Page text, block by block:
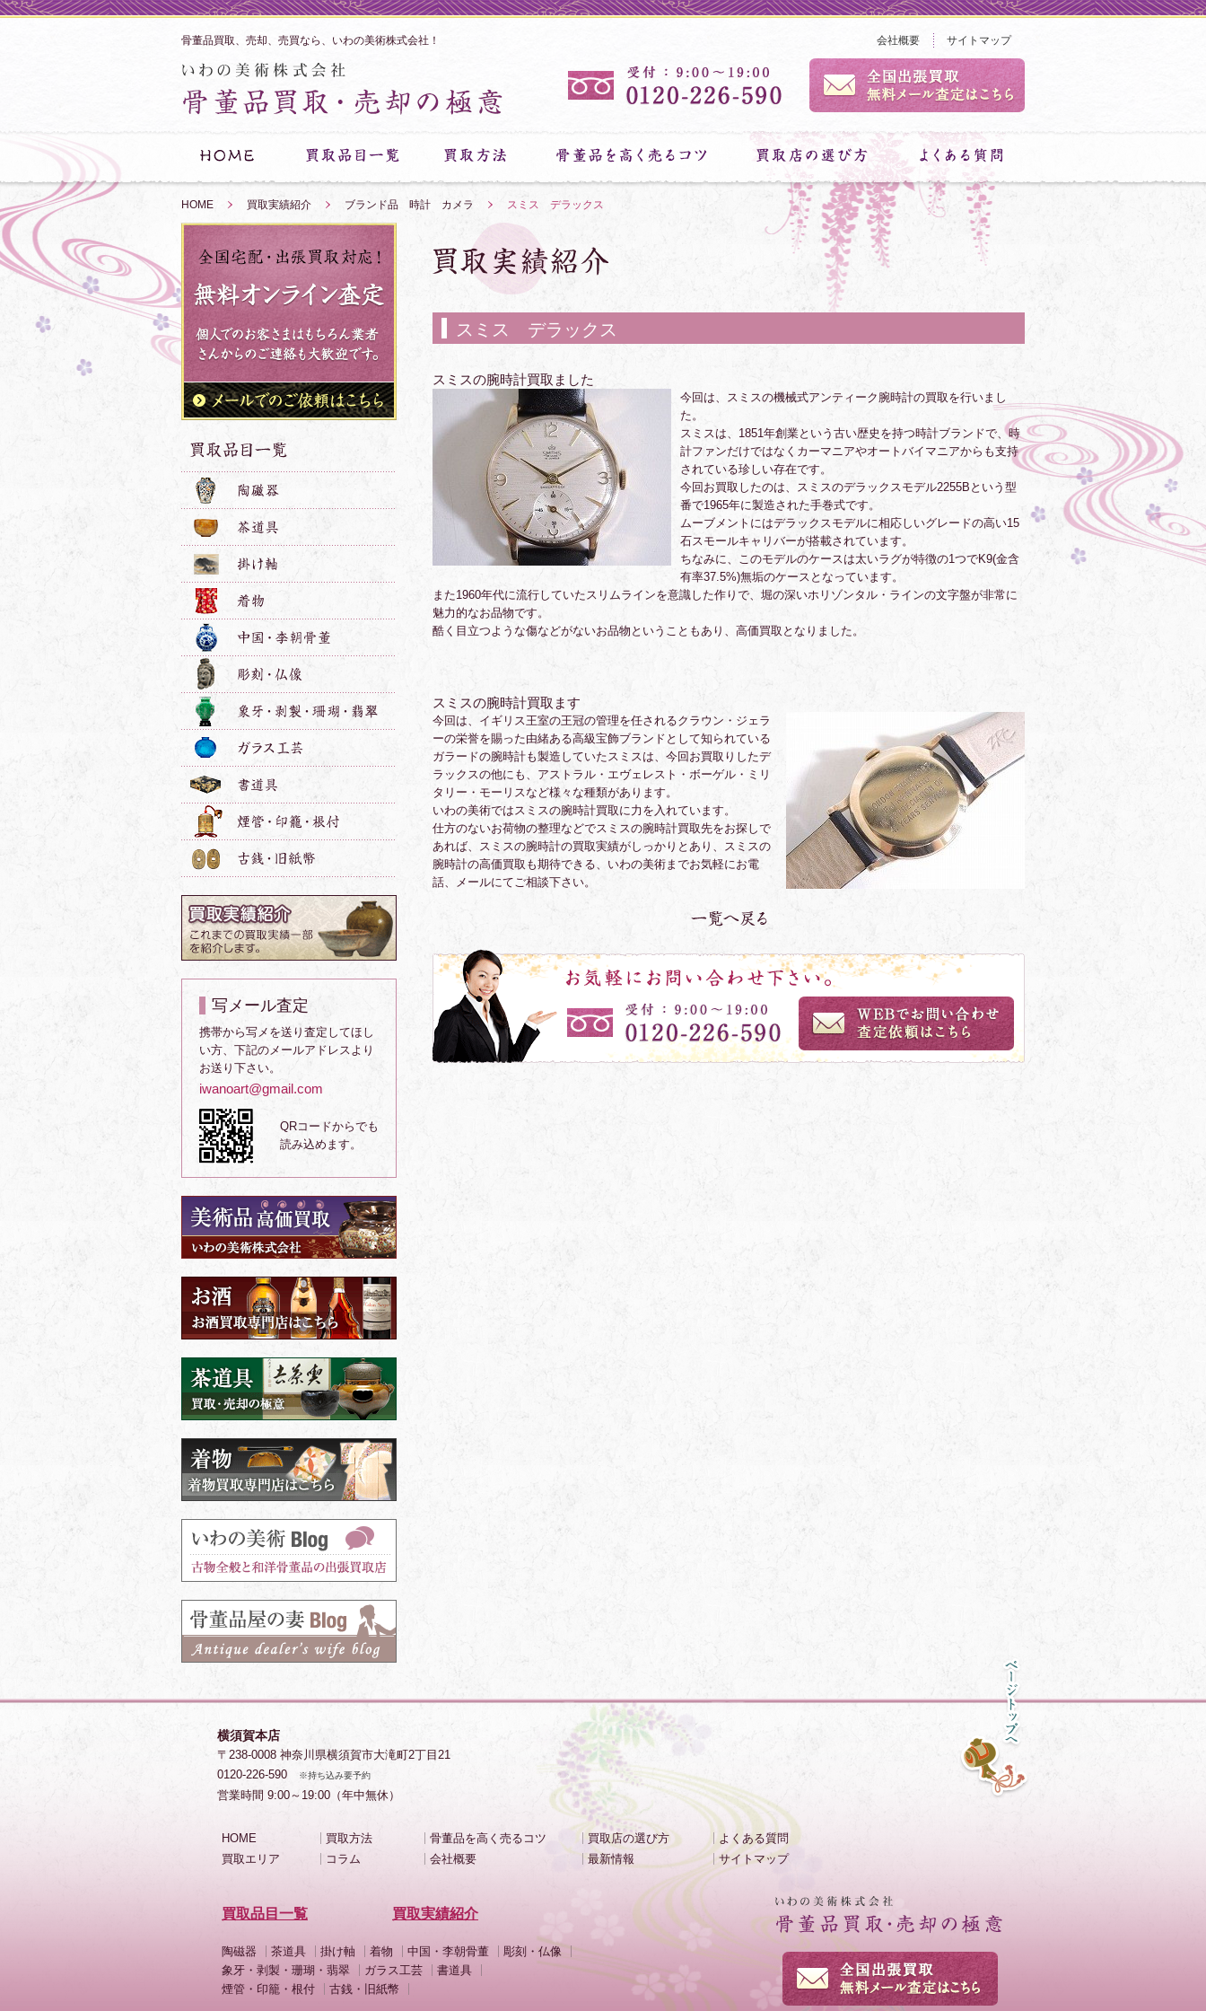
骨董品買取、売却、売買なら、いわの美術株式会社！ 会社概要 サイトマップ
HOME 買取実績紹介 ブランド品 時計 カメラ スミス デラックス
スミス デラックス
スミスの腕時計買取ました
今回は、スミスの機械式アンティーク腕時計の買取を行いまし
た。
スミスは、1851年創業という古い歴史を持つ時計ブランドで、時
計ファンだけではなくカーマニアやオートバイマニアからも支持
されている珍しい存在です。
今回お買取したのは、スミスのデラックスモデル2255Bという型
番で1965年に製造された手巻式です。
ムーブメントにはデラックスモデルに相応しいグレードの高い15
石スモールキャリバーが搭載されています。
ちなみに、このモデルのケースは太いラグが特徴の1つでK9(金含
有率37.5%)無垢のケースとなっています。
また1960年代に流行していたスリムラインを意識した作りで、堀の深いホリゾンタル・ラインの文字盤が非常に
魅力的なお品物です。
酷く目立つような傷などがないお品物ということもあり、高価買取となりました。
スミスの腕時計買取ます
今回は、イギリス王室の王冠の管理を任されるクラウン・ジェラ
ーの栄誉を賜った由緒ある高級宝飾ブランドとして知られている
ガラードの腕時計も製造していたスミスは、今回お買取りしたデ
ラックスの他にも、アストラル・エヴェレスト・ボーゲル・ミリ
タリー・モーリスなど様々な種類があります。
いわの美術ではスミスの腕時計買取に力を入れています。
仕方のないお荷物の整理などでスミスの腕時計買取先をお探しで
あれば、スミスの腕時計の買取実績がしっかりとあり、スミスの
腕時計の高価買取も期待できる、いわの美術までお気軽にお電
話、メールにてご相談下さい。
写メール査定
携帯から写メを送り査定してほし
い方、下記のメールアドレスより
お送り下さい。
iwanoart@gmail.com
QRコードからでも
読み込めます。
横須賀本店
〒238-0008 神奈川県横須賀市大滝町2丁目21
0120-226-590
※持ち込み要予約
営業時間 9:00～19:00（年中無休）
HOME 買取方法 骨董品を高く売るコツ 買取店の選び方
よくある質問
買取エリア
コラム 会社概要 最新情報 サイトマップ
買取品目一覧 買取実績紹介
陶磁器 茶道具 掛け軸 着物 中国・李朝骨董
彫刻・仏像
象牙・剥製・珊瑚・翡翠
ガラス工芸
書道具
煙管・印籠・根付
古銭・旧紙幣